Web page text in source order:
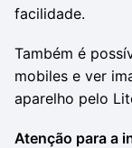
facilidade.
Também é
mobiles e ver
aparelho pelo
Atenção para a